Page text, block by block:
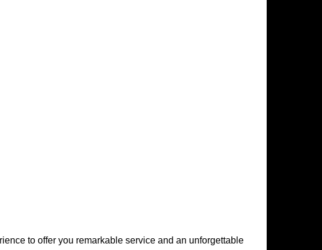
to offer you remarkable service and an unforgettable